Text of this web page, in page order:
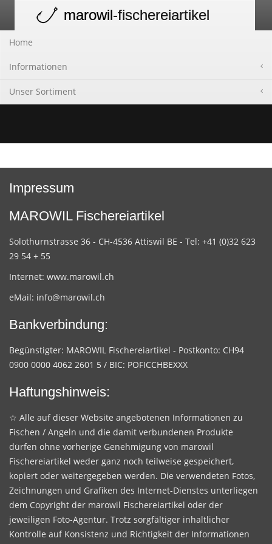
navigation
marowil-fischereiartikel
Home
Informationen
Unser Sortiment
Impressum
MAROWIL Fischereiartikel
Solothurnstrasse 36 - CH-4536 Attiswil BE - Tel: +41 (0)32 623
29 54 + 55
Internet: www.marowil.ch
eMail: info@marowil.ch
Bankverbindung:
Begünstigter: MAROWIL Fischereiartikel - Postkonto: CH94
0900 0000 4062 2601 5 / BIC: POFICCHBEXXX
Haftungshinweis:
☆ Alle auf dieser Website angebotenen Informationen zu
Fischen / Angeln und die damit verbundenen Produkte
dürfen ohne vorherige Genehmigung von marowil
Fischereiartikel weder ganz noch teilweise gespeichert,
kopiert oder weitergegeben werden. Die verwendeten Fotos,
Zeichnungen und Grafiken des Internet-Dienstes unterliegen
dem Copyright der marowil Fischereiartikel oder der
jeweiligen Foto-Agentur. Trotz sorgfältiger inhaltlicher
Kontrolle auf Konsistenz und Richtigkeit der Informationen